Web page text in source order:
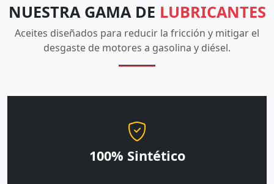
NUESTRA GAMA DE LUBRICANTES
Aceites diseñados para reducir la fricción y mitigar el
desgaste de motores a gasolina y diésel.
100% Sintético